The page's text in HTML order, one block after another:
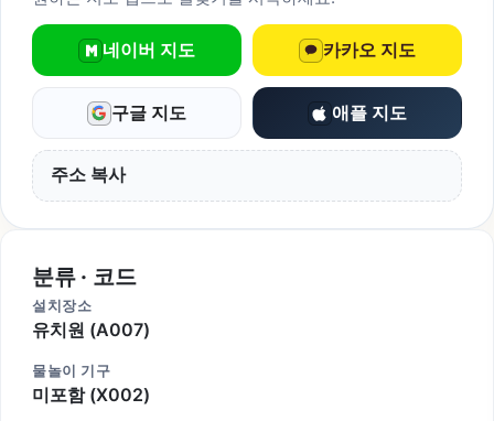
네이버 지도 카카오 지도
구글 지도 애플 지도
주소 복사
분류 · 코드
설치장소
유치원 (A007)
물놀이 기구
미포함 (X002)